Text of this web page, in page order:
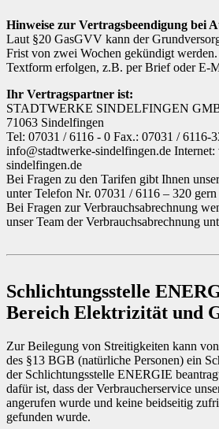
Hinweise zur Vertragsbeendigung bei
Laut §20 GasGVV kann der
Frist von zwei Wochen gekündigt
Textform erfolgen, z.B. per Brief oder E-
Ihr Vertragspartner ist:
STADTWERKE SINDELFINGEN
71063 Sindelfingen
Tel: 07031 / 6116 - 0 Fax.: 07031 / 6116-
info@stadtwerke-sindelfingen.de
sindelfingen.de
Bei Fragen zu den Tarifen gibt Ihnen
unter Telefon Nr. 07031 / 6116 – 320
Bei Fragen zur Verbrauchsabrechnung
unser Team der Verbrauchsabrechnung
Schlichtungsstelle
Bereich Elektrizität und
Zur Beilegung von Streitigkeiten kann
des §13 BGB (natürliche Personen) ein
der Schlichtungsstelle ENERGIE
dafür ist, dass der Verbraucherservice
angerufen wurde und keine beidseitig
gefunden wurde.